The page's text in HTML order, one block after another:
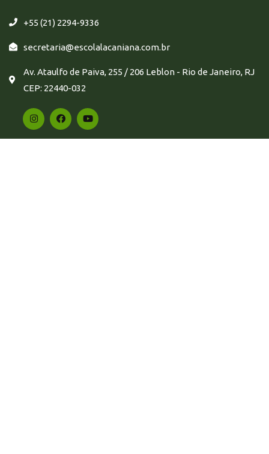
+55 (21) 2294-9336
secretaria@escolalacaniana.com.br
Av. Ataulfo de Paiva, 255 / 206 Leblon - Rio de Janeiro, RJ
CEP: 22440-032